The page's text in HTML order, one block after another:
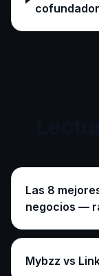
Las 8
negocios —
Mybzz vs